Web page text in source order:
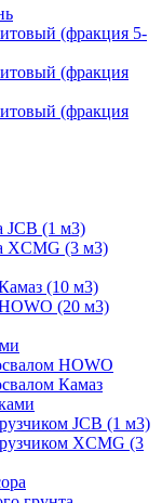
(фракция 5-
(фракция
(фракция
JCB (1 м3)
XCMG (3 м3)
(10 м3)
(20 м3)
HOWO
Камаз
JCB (1 м3)
XCMG (3